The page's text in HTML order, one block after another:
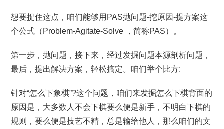
想要捉住这点，咱们能够用PAS抛问题-挖原因-提方案这
个公式（Problem-Agitate-Solve ，简称PAS）。
第一步，抛问题，接下来，经过发掘问题本源剖析问题，
最后，提出解决方案，轻松搞定。咱们举个比方:
针对“怎么下象棋”?这个问题，咱们来发掘怎么下棋背面的
原因是，大多数人不会下棋要么便是新手，不明白下棋的
规则，要么便是技艺不精，总是输给他人，那么咱们的文